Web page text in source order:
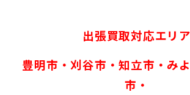
出張買取対応エリア
豊明市・刈谷市・知立市・み
市・